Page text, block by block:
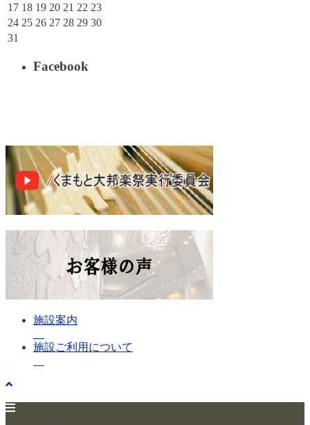
17 18 19 20 21 22 23
24 25 26 27 28 29 30
31
Facebook
施設案内
施設ご利用について